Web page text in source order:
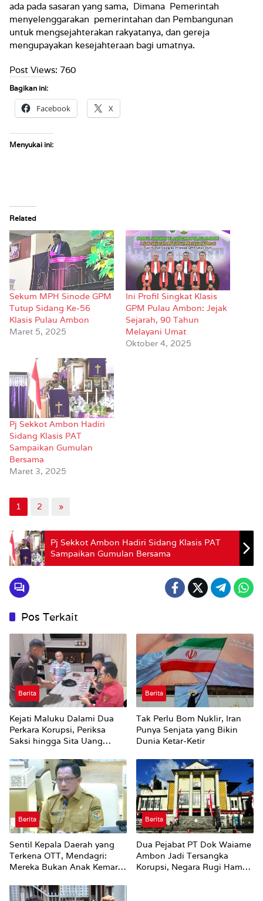
ada pada sasaran yang sama, Dimana Pemerintah
menyelenggarakan pemerintahan dan Pembangunan
untuk mengsejahterakan rakyatanya, dan gereja
mengupayakan kesejahteraan bagi umatnya.
Post Views: 760
Bagikan ini:
Facebook X
Menyukai ini:
Related
Sekum MPH Sinode GPM
Tutup Sidang Ke-56
Klasis Pulau Ambon
Maret 5, 2025
Ini Profil Singkat Klasis
GPM Pulau Ambon: Jejak
Sejarah, 90 Tahun
Melayani Umat
Oktober 4, 2025
Pj Sekkot Ambon Hadiri
Sidang Klasis PAT
Sampaikan Gumulan
Bersama
Maret 3, 2025
1 2 »
Pj Sekkot Ambon Hadiri Sidang Klasis PAT
Sampaikan Gumulan Bersama
Pos Terkait
Berita
Kejati Maluku Dalami Dua
Perkara Korupsi, Periksa
Saksi hingga Sita Uang
Berita
Tak Perlu Bom Nuklir, Iran
Punya Senjata yang Bikin
Dunia Ketar-Ketir
Berita
Sentil Kepala Daerah yang
Terkena OTT, Mendagri:
Mereka Bukan Anak Kemarin
Berita
Dua Pejabat PT Dok Waiame
Ambon Jadi Tersangka
Korupsi, Negara Rugi Hampir